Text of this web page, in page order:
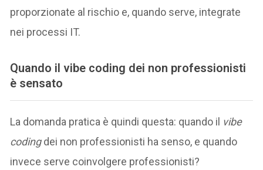
proporzionate al rischio e, quando serve, integrate
nei processi IT.
Quando il vibe coding dei non professionisti
è sensato
La domanda pratica è quindi questa: quando il vibe
codingdei non professionisti ha senso, e quando
invece serve coinvolgere professionisti?